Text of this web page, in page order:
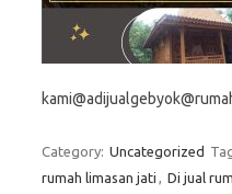
Category: Uncategorized
rumah limasan jati , Di jual